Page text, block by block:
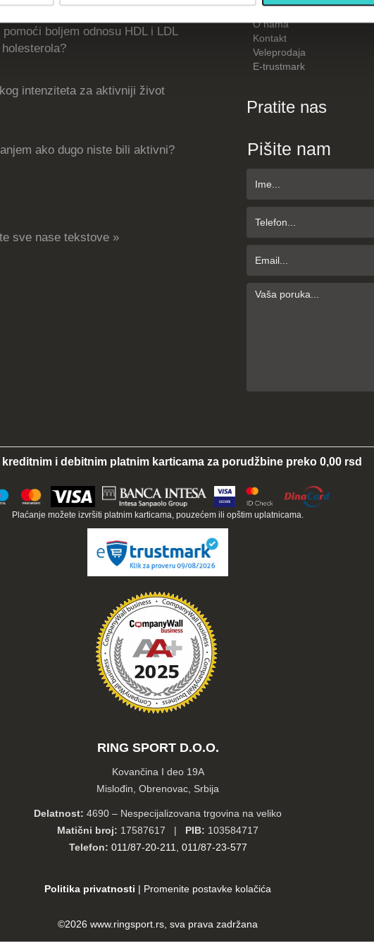
boljem odnosu HDL i LDL
holesterola?
intenziteta za aktivniji život
ako dugo niste bili aktivni?
sve nase tekstove »
Kako kupiti
O nama
Kontakt
Veleprodaja
E-trustmark
Pratite nas
Pišite nam
kreditnim i debitnim platnim karticama za porudžbine preko 0,00 rsd
Plaćanje možete izvršiti platnim karticama, pouzećem ili opštim uplatnicama.
RING SPORT D.O.O.
Kovančina I deo 19A
Mislođin, Obrenovac, Srbija
Delatnost: 4690 – Nespecijalizovana trgovina na veliko
Matični broj: 17587617 | PIB: 103584717
Telefon: 011/87-20-211 011/87-23-577
Politika privatnosti | Promenite postavke kolačića
©2026 www.ringsport.rs , sva prava zadržana